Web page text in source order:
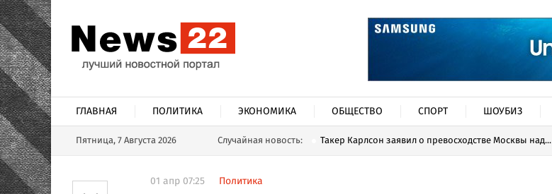
ГЛАВНАЯ ПОЛИТИКА ЭКОНОМИКА ОБЩЕСТВО СПОРТ ШОУБИЗ
Пятница, 7 Августа 2026 Случайная новость: Такер Карлсон заявил о превосходстве Москвы над...
01 апр 07:25 Политика